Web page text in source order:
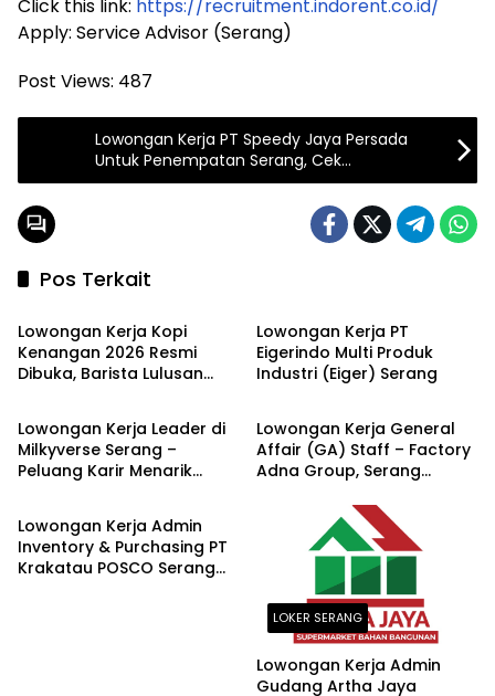
Click this link: https://recruitment.indorent.co.id/
Apply: Service Advisor (Serang)
Post Views: 487
Lowongan Kerja PT Speedy Jaya Persada
Untuk Penempatan Serang, Cek
Persyaratannya disini
Pos Terkait
LOKER SERANG
Lowongan Kerja Kopi
Kenangan 2026 Resmi
Dibuka, Barista Lulusan
Indonesia
Lowongan Kerja PT
Eigerindo Multi Produk
Industri (Eiger) Serang
LOKER SERANG
Lowongan Kerja Leader di
Milkyverse Serang –
Peluang Karir Menarik
LOKER SERANG
Lowongan Kerja General
Affair (GA) Staff – Factory
Adna Group, Serang
LOKER SERANG
Lowongan Kerja Admin
Inventory & Purchasing PT
Krakatau POSCO Serang
LOKER SERANG
Lowongan Kerja Admin
Gudang Artha Jaya